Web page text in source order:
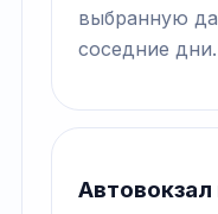
выбранную
соседние дни.
Автовокзал